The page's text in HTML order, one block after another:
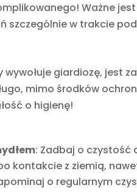
Ważne
szczególnie w trakcie
giardiozę, jest
mimo środków
o higienę!
: Zadbaj o czystość
kontakcie z ziemią,
o regularnym